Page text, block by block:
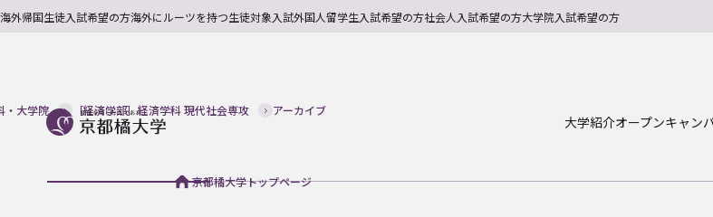
海外帰国生徒入試希望の方海外にルーツを持つ生徒対象入試外国人留学生入試希望の方社会人入試希望の方大学院入試希望の方
京都橘大学トップページ
大学紹介オープンキャン
・大学院 ［経済学部］経済学科 現代社会専攻 アーカイブ